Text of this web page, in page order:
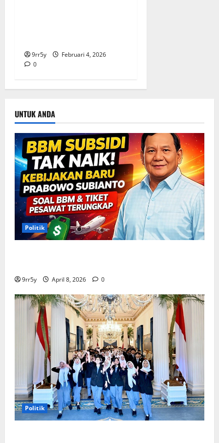
9rr5y
Februari 4, 2026
0
UNTUK ANDA
Politik
9rr5y April 8, 2026 0
Politik